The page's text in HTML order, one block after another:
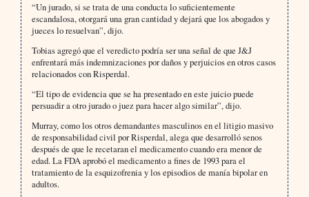
“Un jurado, si se trata de una conducta lo suficientemente
escandalosa, otorgará una gran cantidad y dejará que los abogados y
jueces lo resuelvan”, dijo.
Tobias agregó que el veredicto podría ser una señal de que J&J
enfrentará más indemnizaciones por daños y perjuicios en otros casos
relacionados con Risperdal.
“El tipo de evidencia que se ha presentado en este juicio puede
persuadir a otro jurado o juez para hacer algo similar”, dijo.
Murray, como los otros demandantes masculinos en el litigio masivo
de responsabilidad civil por Risperdal, alega que desarrolló senos
después de que le recetaran el medicamento cuando era menor de
edad. La FDA aprobó el medicamento a fines de 1993 para el
tratamiento de la esquizofrenia y los episodios de manía bipolar en
adultos.